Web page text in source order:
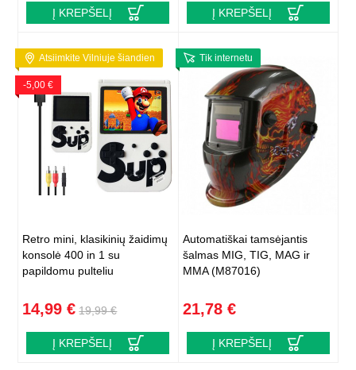
Į KREPŠELĮ Į KREPŠELĮ
Atsiimkite Vilniuje šiandien
-5,00 €
Retro mini, klasikinių žaidimų
konsolė 400 in 1 su
papildomu pulteliu
14,99 € 19,99 €
Į KREPŠELĮ
Tik internetu
Automatiškai tamsėjantis
šalmas MIG, TIG, MAG ir
MMA (M87016)
21,78 €
Į KREPŠELĮ